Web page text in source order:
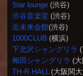
Star lounge(渋谷)
渋谷音楽堂(渋谷)
近未来会館(渋谷)
1000CLUB(横浜)
下北沢シャングリラ
梅田シャングリラ (
TH-R HALL(大阪関大